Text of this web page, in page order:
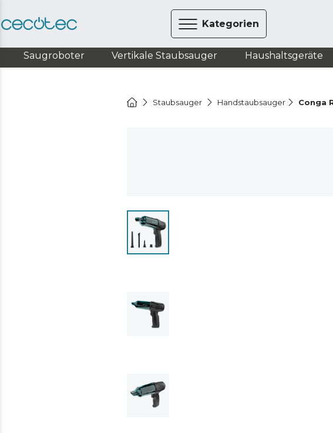
Kategorien
Saugroboter Vertikale Staubsauger Haushaltsgeräte
Staubsauger Handstaubsauger Conga